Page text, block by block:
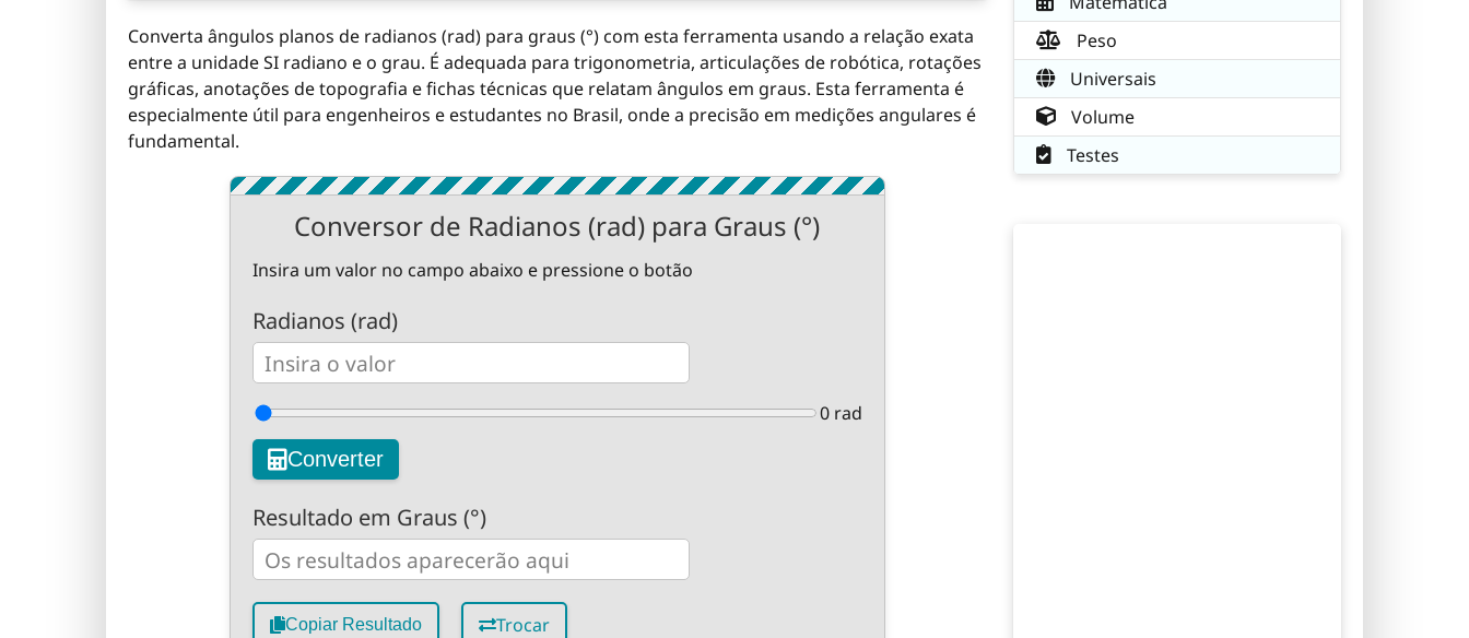
Converta ângulos planos de radianos (rad) para graus (°) com esta ferramenta usando a relação exata
entre a unidade SI radiano e o grau. É adequada para trigonometria, articulações de robótica, rotações
gráficas, anotações de topografia e fichas técnicas que relatam ângulos em graus. Esta ferramenta é
especialmente útil para engenheiros e estudantes no Brasil, onde a precisão em medições angulares é
fundamental.
Conversor de Radianos (rad) para Graus (°)
Insira um valor no campo abaixo e pressione o botão
Radianos (rad)
0 rad
Converter
Resultado em Graus (°)
Copiar Resultado Trocar
Peso
Universais
Volume
Testes